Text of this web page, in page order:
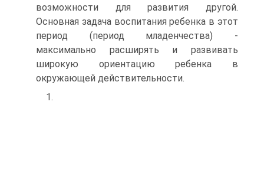
возможности для развития другой.
Основная задача воспитания ребенка в этот
период (период младенчества) -
максимально расширять и развивать
широкую ориентацию ребенка в
окружающей действительности.
1.